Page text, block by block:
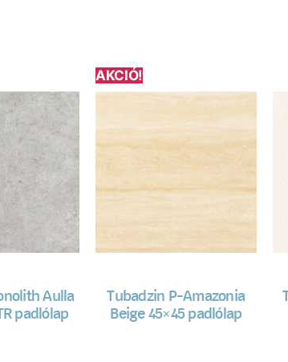
Aulla
padlólap
AKCIÓ!
Tubadzin P-Amazonia
Beige 45×45 padlólap